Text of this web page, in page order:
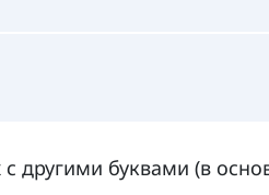
с другими буквами (в